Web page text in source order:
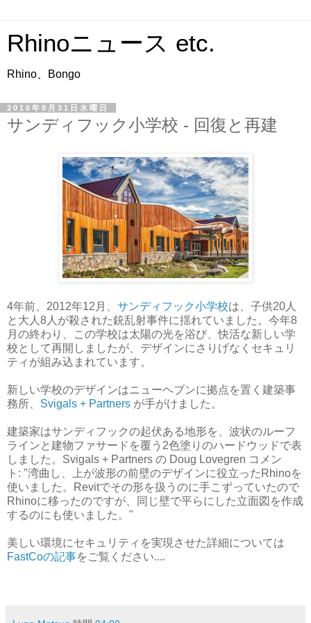
Rhinoニュース etc.
Rhino、Bongo
2016年8月31日水曜日
サンディフック小学校 - 回復と再建
4年前、2012年12月、 サンディフック小学校は、子供20人
と大人8人が殺された銃乱射事件に揺れていました。今年8
月の終わり、この学校は太陽の光を浴び、快活な新しい学
校として再開しましたが、デザインにさりげなくセキュリ
ティが組み込まれています。
新しい学校のデザインはニューヘブンに拠点を置く建築事
務所、 Svigals + Partners が手がけました。
建築家はサンディフックの起伏ある地形を、波状のルーフ
ラインと建物ファサードを覆う2色塗りのハードウッドで表
しました。Svigals + Partners の Doug Lovegren コメン
ト: "湾曲し、上が波形の前壁のデザインに役立ったRhinoを
使いました。Revitでその形を扱うのに手こずっていたので
Rhinoに移ったのですが、同じ壁で平らにした立面図を作成
するのにも使いました。"
美しい環境にセキュリティを実現させた詳細については
FastCoの記事をご覧ください....